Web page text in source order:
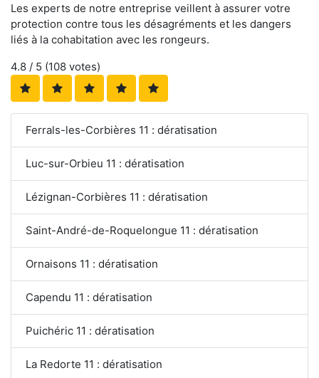
Les experts de notre entreprise veillent à assurer votre
protection contre tous les désagréments et les dangers
liés à la cohabitation avec les rongeurs.
4.8 / 5 (108 votes)
Ferrals-les-Corbières 11 : dératisation
Luc-sur-Orbieu 11 : dératisation
Lézignan-Corbières 11 : dératisation
Saint-André-de-Roquelongue 11 : dératisation
Ornaisons 11 : dératisation
Capendu 11 : dératisation
Puichéric 11 : dératisation
La Redorte 11 : dératisation